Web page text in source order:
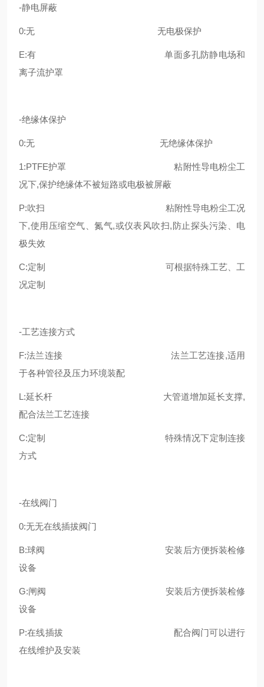
-静电屏蔽
0:无 无电极保护
E:有 单面多孔防静电场和
离子流护罩
-绝缘体保护
0:无 无绝缘体保护
1:PTFE护罩 粘附性导电粉尘工
况下,保护绝缘体不被短路或电极被屏蔽
P:吹扫 粘附性导电粉尘工况
下,使用压缩空气、氮气,或仪表风吹扫,防止探头污染、电
极失效
C:定制 可根据特殊工艺、工
况定制
-工艺连接方式
F:法兰连接 法兰工艺连接,适用
于各种管径及压力环境装配
L:延长杆 大管道增加延长支撑,
配合法兰工艺连接
C:定制 特殊情况下定制连接
方式
-在线阀门
0:无无在线插拔阀门
B:球阀 安装后方便拆装检修
设备
G:闸阀 安装后方便拆装检修
设备
P:在线插拔 配合阀门可以进行
在线维护及安装